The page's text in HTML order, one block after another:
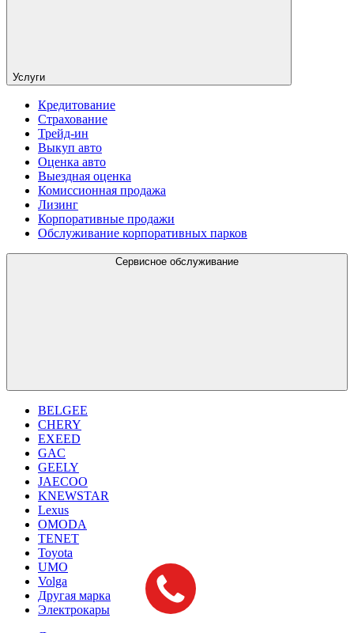
Услуги
Кредитование
Страхование
Трейд-ин
Выкуп авто
Оценка авто
Выездная оценка
Комиссионная продажа
Лизинг
Корпоративные продажи
Обслуживание корпоративных парков
Сервисное обслуживание
BELGEE
CHERY
EXEED
GAC
GEELY
JAECOO
KNEWSTAR
Lexus
OMODA
TENET
Toyota
UMO
Volga
Другая марка
Электрокары